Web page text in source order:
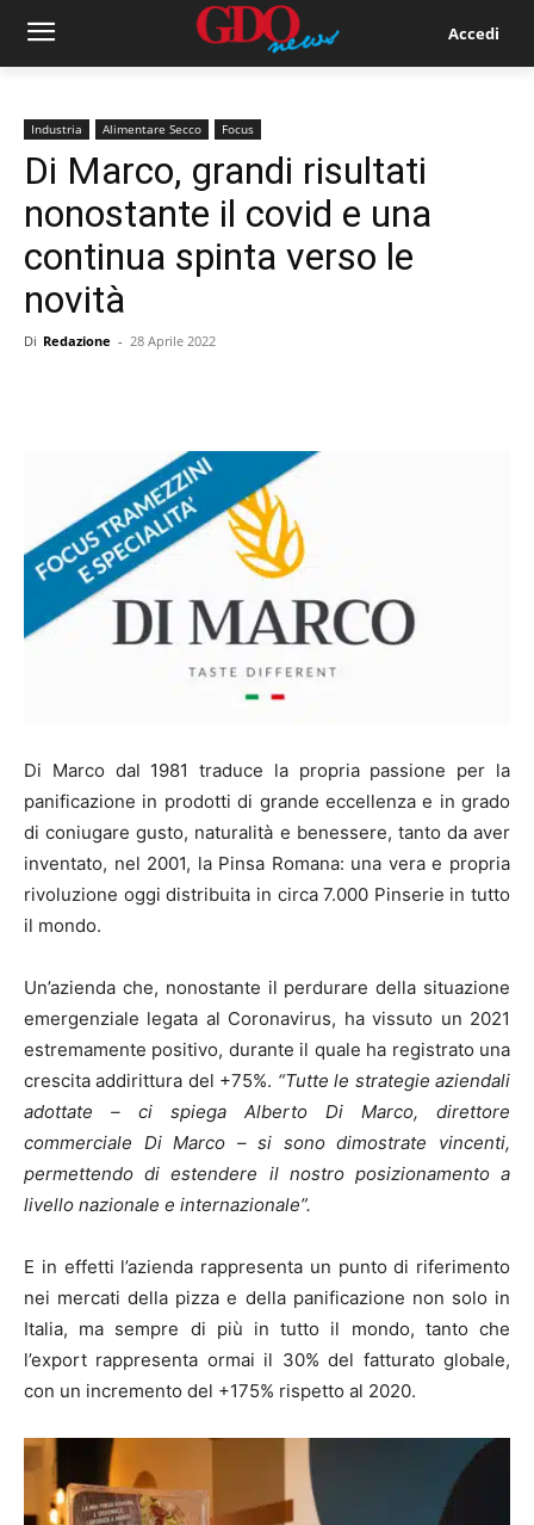
Accedi
Industria Alimentare Secco Focus
Di Marco, grandi risultati
nonostante il covid e una
continua spinta verso le
novità
Di Redazione - 28 Aprile 2022
Di Marco dal 1981 traduce la propria passione per la
panificazione in prodotti di grande eccellenza e in grado
di coniugare gusto, naturalità e benessere, tanto da aver
inventato, nel 2001, la Pinsa Romana: una vera e propria
rivoluzione oggi distribuita in circa 7.000 Pinserie in tutto
il mondo.
Un’azienda che, nonostante il perdurare della situazione
emergenziale legata al Coronavirus, ha vissuto un 2021
estremamente positivo, durante il quale ha registrato una
crescita addirittura del +75%. “Tutte le strategie aziendali
adottate – ci spiega Alberto Di Marco, direttore
commerciale Di Marco – si sono dimostrate vincenti,
permettendo di estendere il nostro posizionamento a
livello nazionale e internazionale”.
E in effetti l’azienda rappresenta un punto di riferimento
nei mercati della pizza e della panificazione non solo in
Italia, ma sempre di più in tutto il mondo, tanto che
l’export rappresenta ormai il 30% del fatturato globale,
con un incremento del +175% rispetto al 2020.